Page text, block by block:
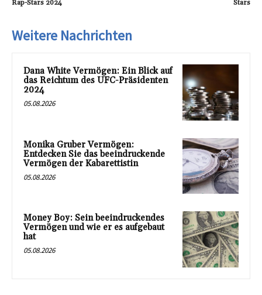
Rap-Stars 2024
Stars
Weitere Nachrichten
Dana White Vermögen: Ein Blick auf
das Reichtum des UFC-Präsidenten
2024
05.08.2026
Monika Gruber Vermögen:
Entdecken Sie das beeindruckende
Vermögen der Kabarettistin
05.08.2026
Money Boy: Sein beeindruckendes
Vermögen und wie er es aufgebaut
hat
05.08.2026